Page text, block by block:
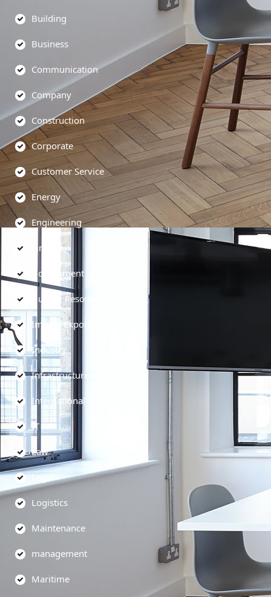
Building
Business
Communication
Company
Construction
Corporate
Customer Service
Energy
Engineering
Finance
Government
Human Resources
Import-Export
Industry
Infrastructure
International
IT
Law
Legal
Logistics
Maintenance
management
Maritime